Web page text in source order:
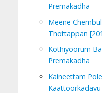
Premakadha
Meene
Thottappan
Kothiyoorum
Premakadha
Kaineettam
Kaattoorkadavu